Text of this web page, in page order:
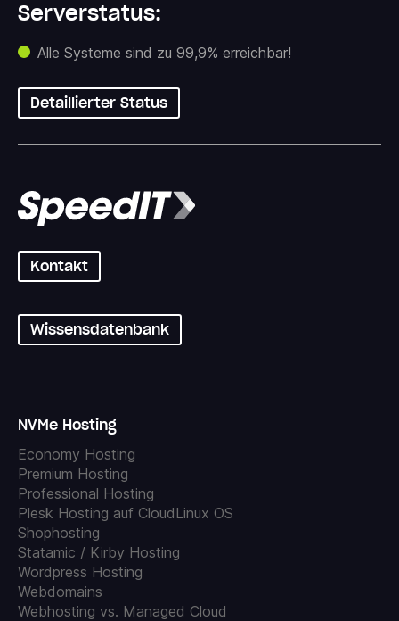
Serverstatus:
Alle Systeme sind zu 99,9% erreichbar!
Detaillierter Status
Kontakt
Wissensdatenbank
NVMe Hosting
Economy Hosting
Premium Hosting
Professional Hosting
Plesk Hosting auf CloudLinux OS
Shophosting
Statamic / Kirby Hosting
Wordpress Hosting
Webdomains
Webhosting vs. Managed Cloud